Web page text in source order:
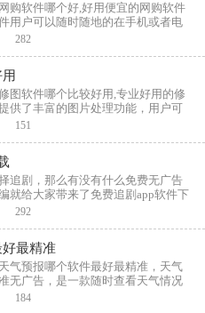
购软件哪个好,好用便宜的网购软件
用户可以随时随地的在手机或者电
体店购买，节约了时间和精力，而
282
图软件哪个比较好用,专业好用的修
供了丰富的图片处理功能，用户可
滤镜、修复等操作，为照片增添艺
151
追剧，那么有没有什么免费无广告
就给大家带来了免费追剧app软件下
下载合集，软件中有电影、电视剧
292
最精准
气预报哪个软件最好最精准，天气
无广告，是一款随时查看天气情况
可以任意查询天气的情况,没有任何限
184